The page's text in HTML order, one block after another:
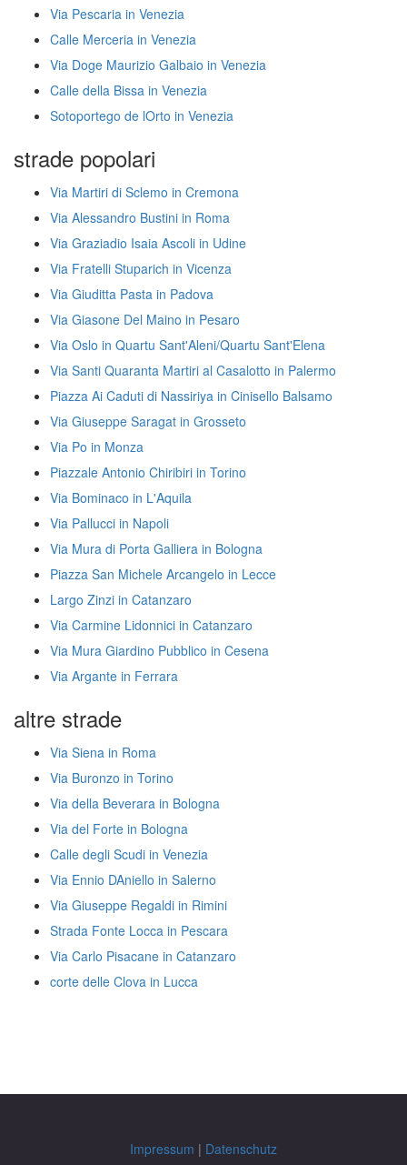
Via Pescaria in Venezia
Calle Merceria in Venezia
Via Doge Maurizio Galbaio in Venezia
Calle della Bissa in Venezia
Sotoportego de lOrto in Venezia
strade popolari
Via Martiri di Sclemo in Cremona
Via Alessandro Bustini in Roma
Via Graziadio Isaia Ascoli in Udine
Via Fratelli Stuparich in Vicenza
Via Giuditta Pasta in Padova
Via Giasone Del Maino in Pesaro
Via Oslo in Quartu Sant'Aleni/Quartu Sant'Elena
Via Santi Quaranta Martiri al Casalotto in Palermo
Piazza Ai Caduti di Nassiriya in Cinisello Balsamo
Via Giuseppe Saragat in Grosseto
Via Po in Monza
Piazzale Antonio Chiribiri in Torino
Via Bominaco in L'Aquila
Via Pallucci in Napoli
Via Mura di Porta Galliera in Bologna
Piazza San Michele Arcangelo in Lecce
Largo Zinzi in Catanzaro
Via Carmine Lidonnici in Catanzaro
Via Mura Giardino Pubblico in Cesena
Via Argante in Ferrara
altre strade
Via Siena in Roma
Via Buronzo in Torino
Via della Beverara in Bologna
Via del Forte in Bologna
Calle degli Scudi in Venezia
Via Ennio DAniello in Salerno
Via Giuseppe Regaldi in Rimini
Strada Fonte Locca in Pescara
Via Carlo Pisacane in Catanzaro
corte delle Clova in Lucca
Impressum | Datenschutz